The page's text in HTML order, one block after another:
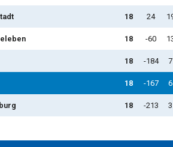
18 24
18 -60
18 -184
18 -167
18 -213